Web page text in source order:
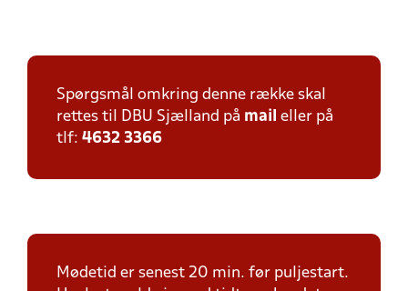
Spørgsmål omkring denne række skal
rettes til DBU Sjælland på mail eller på
tlf: 4632 3366
Mødetid er senest 20 min. før puljestart.